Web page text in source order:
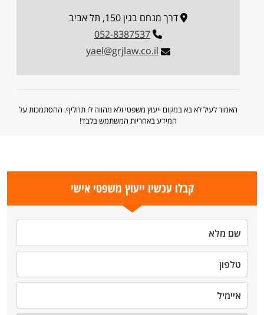
דרך מנחם בגין 150, תל אביב
052-8387537
yael@grjlaw.co.il
האמור לעיל לא בא במקום ייעוץ משפטי ולא מהווה לו תחליף. ההסתמכות על
המידע באחריות המשתמש בלבד!
קבלו עכשיו ייעוץ משפטי אישי